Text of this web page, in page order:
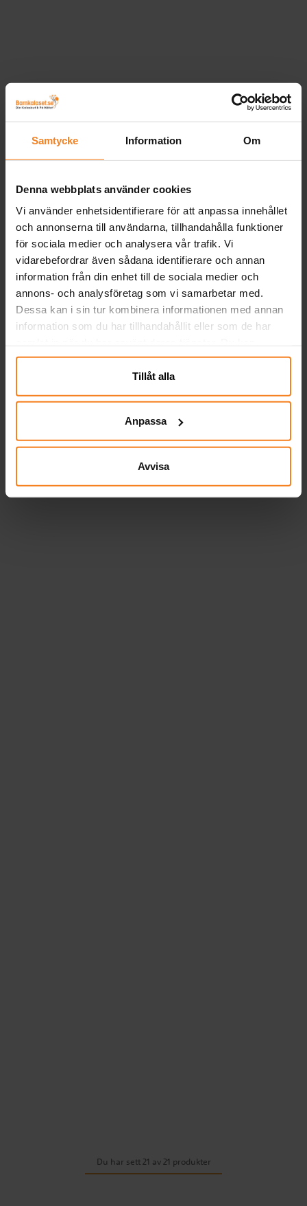
Samtycke Information Om
Denna webbplats använder cookies
Vi använder enhetsidentifierare för att anpassa innehållet
och annonserna till användarna, tillhandahålla funktioner
för sociala medier och analysera vår trafik. Vi
vidarebefordrar även sådana identifierare och annan
information från din enhet till de sociala medier och
annons- och analysföretag som vi samarbetar med.
Dessa kan i sin tur kombinera informationen med annan
information som du har tillhandahållit eller som de har
närsomhelst ändra ditt samtycke.
Tillåt alla
Anpassa
Avvisa
Du har sett 21 av 21 produkter